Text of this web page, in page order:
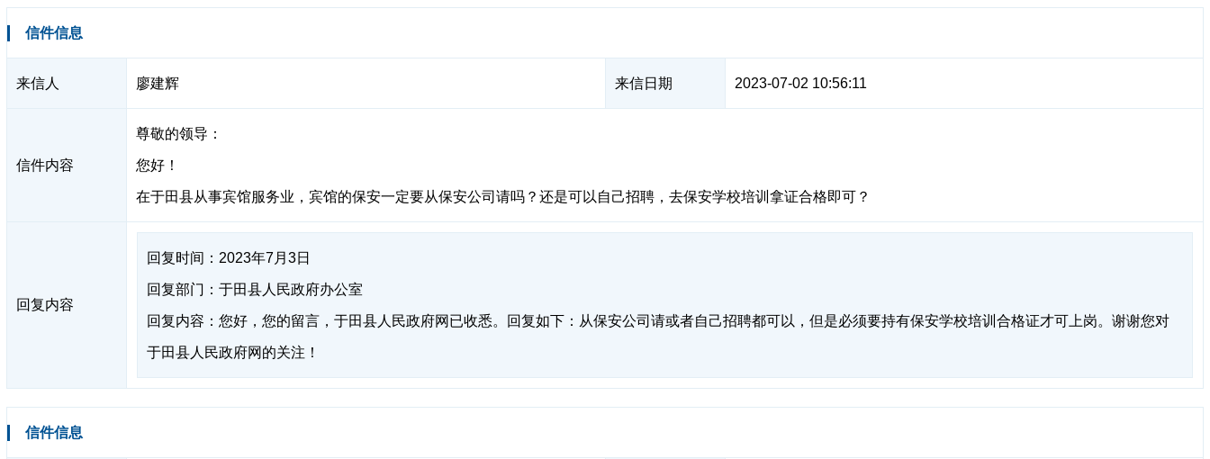
信件信息
来信人 廖建辉 来信日期 2023-07-02 10:56:11
信件内容
尊敬的领导：
您好！
在于田县从事宾馆服务业，宾馆的保安一定要从保安公司请吗？还是可以自己招聘，去保安学校培训拿证合格即可？
回复内容
回复时间：2023年7月3日
回复部门：于田县人民政府办公室
回复内容：您好，您的留言，于田县人民政府网已收悉。回复如下：从保安公司请或者自己招聘都可以，但是必须要持有保安学校培训合格证才可上岗。谢谢您对
于田县人民政府网的关注！
信件信息